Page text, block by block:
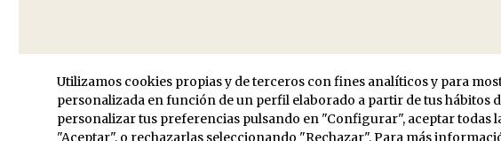
Utilizamos cookies propias y de terceros con fines analíticos y para
personalizada en función de un perfil elaborado a partir de tus hábitos
personalizar tus preferencias pulsando en "Configurar", aceptar todas
"Aceptar", o rechazarlas seleccionando "Rechazar". Para más